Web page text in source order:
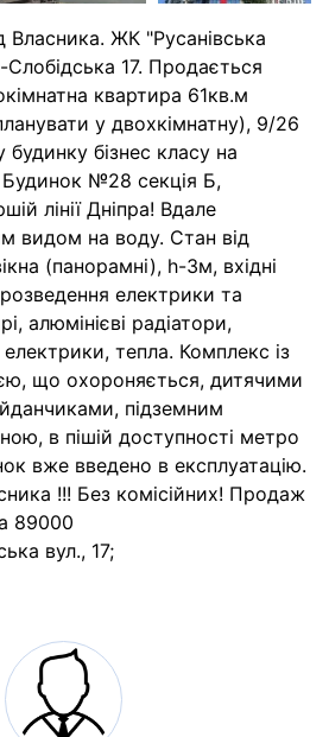
Власника. ЖК "Русанівська
17. Продається
квартира 61кв.м
у двохкімнатну), 9/26
бізнес класу на
Будинок №28 секція Б,
лінії Дніпра! Вдале
видом на воду. Стан від
(панорамні), h-3м, вхідні
електрики та
алюмінієві радіатори,
тепла. Комплекс із
що охороняється, дитячими
підземним
в пішій доступності метро
вже введено в експлуатацію.
!!! Без комісійних! Продаж
89000
вул., 17;